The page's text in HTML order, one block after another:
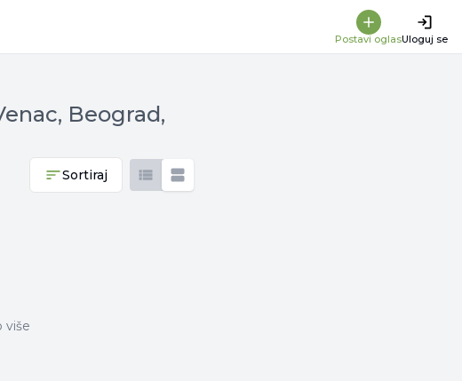
Postavi oglasUloguj se
Beograd,
Sortiraj
više